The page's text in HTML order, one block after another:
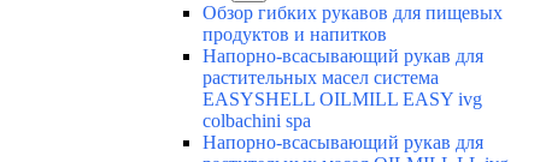
Обзор гибких рукавов для пищевых
продуктов и напитков
Напорно-всасывающий рукав для
растительных масел система
EASYSHELL OILMILL EASY ivg
colbachini spa
Напорно-всасывающий рукав для